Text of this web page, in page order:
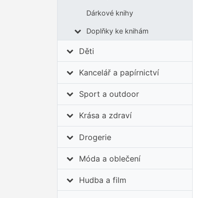
Dárkové knihy
Doplňky ke knihám
Děti
Kancelář a papírnictví
Sport a outdoor
Krása a zdraví
Drogerie
Móda a oblečení
Hudba a film